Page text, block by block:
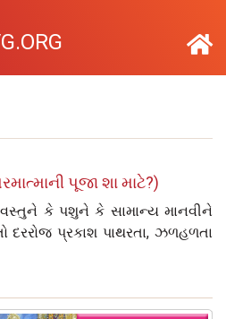
પૂજા શા માટે?)
કે પશુને કે સામાન્ય માનવીને
પ્રકાશ પાથરતા, ઝળહળતા